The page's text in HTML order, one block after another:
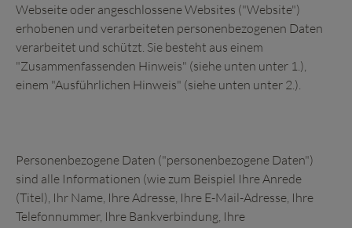
Webseite oder angeschlossene Websites ("Website")
erhobenen und verarbeiteten personenbezogenen Daten
verarbeitet und schützt. Sie besteht aus einem
"Zusammenfassenden Hinweis" (siehe unten unter 1.),
einem "Ausführlichen Hinweis" (siehe unten unter 2.).
Personenbezogene Daten ("personenbezogene Daten")
sind alle Informationen (wie zum Beispiel Ihre Anrede
(Titel), Ihr Name, Ihre Adresse, Ihre E-Mail-Adresse, Ihre
Telefonnummer, Ihre Bankverbindung, Ihre